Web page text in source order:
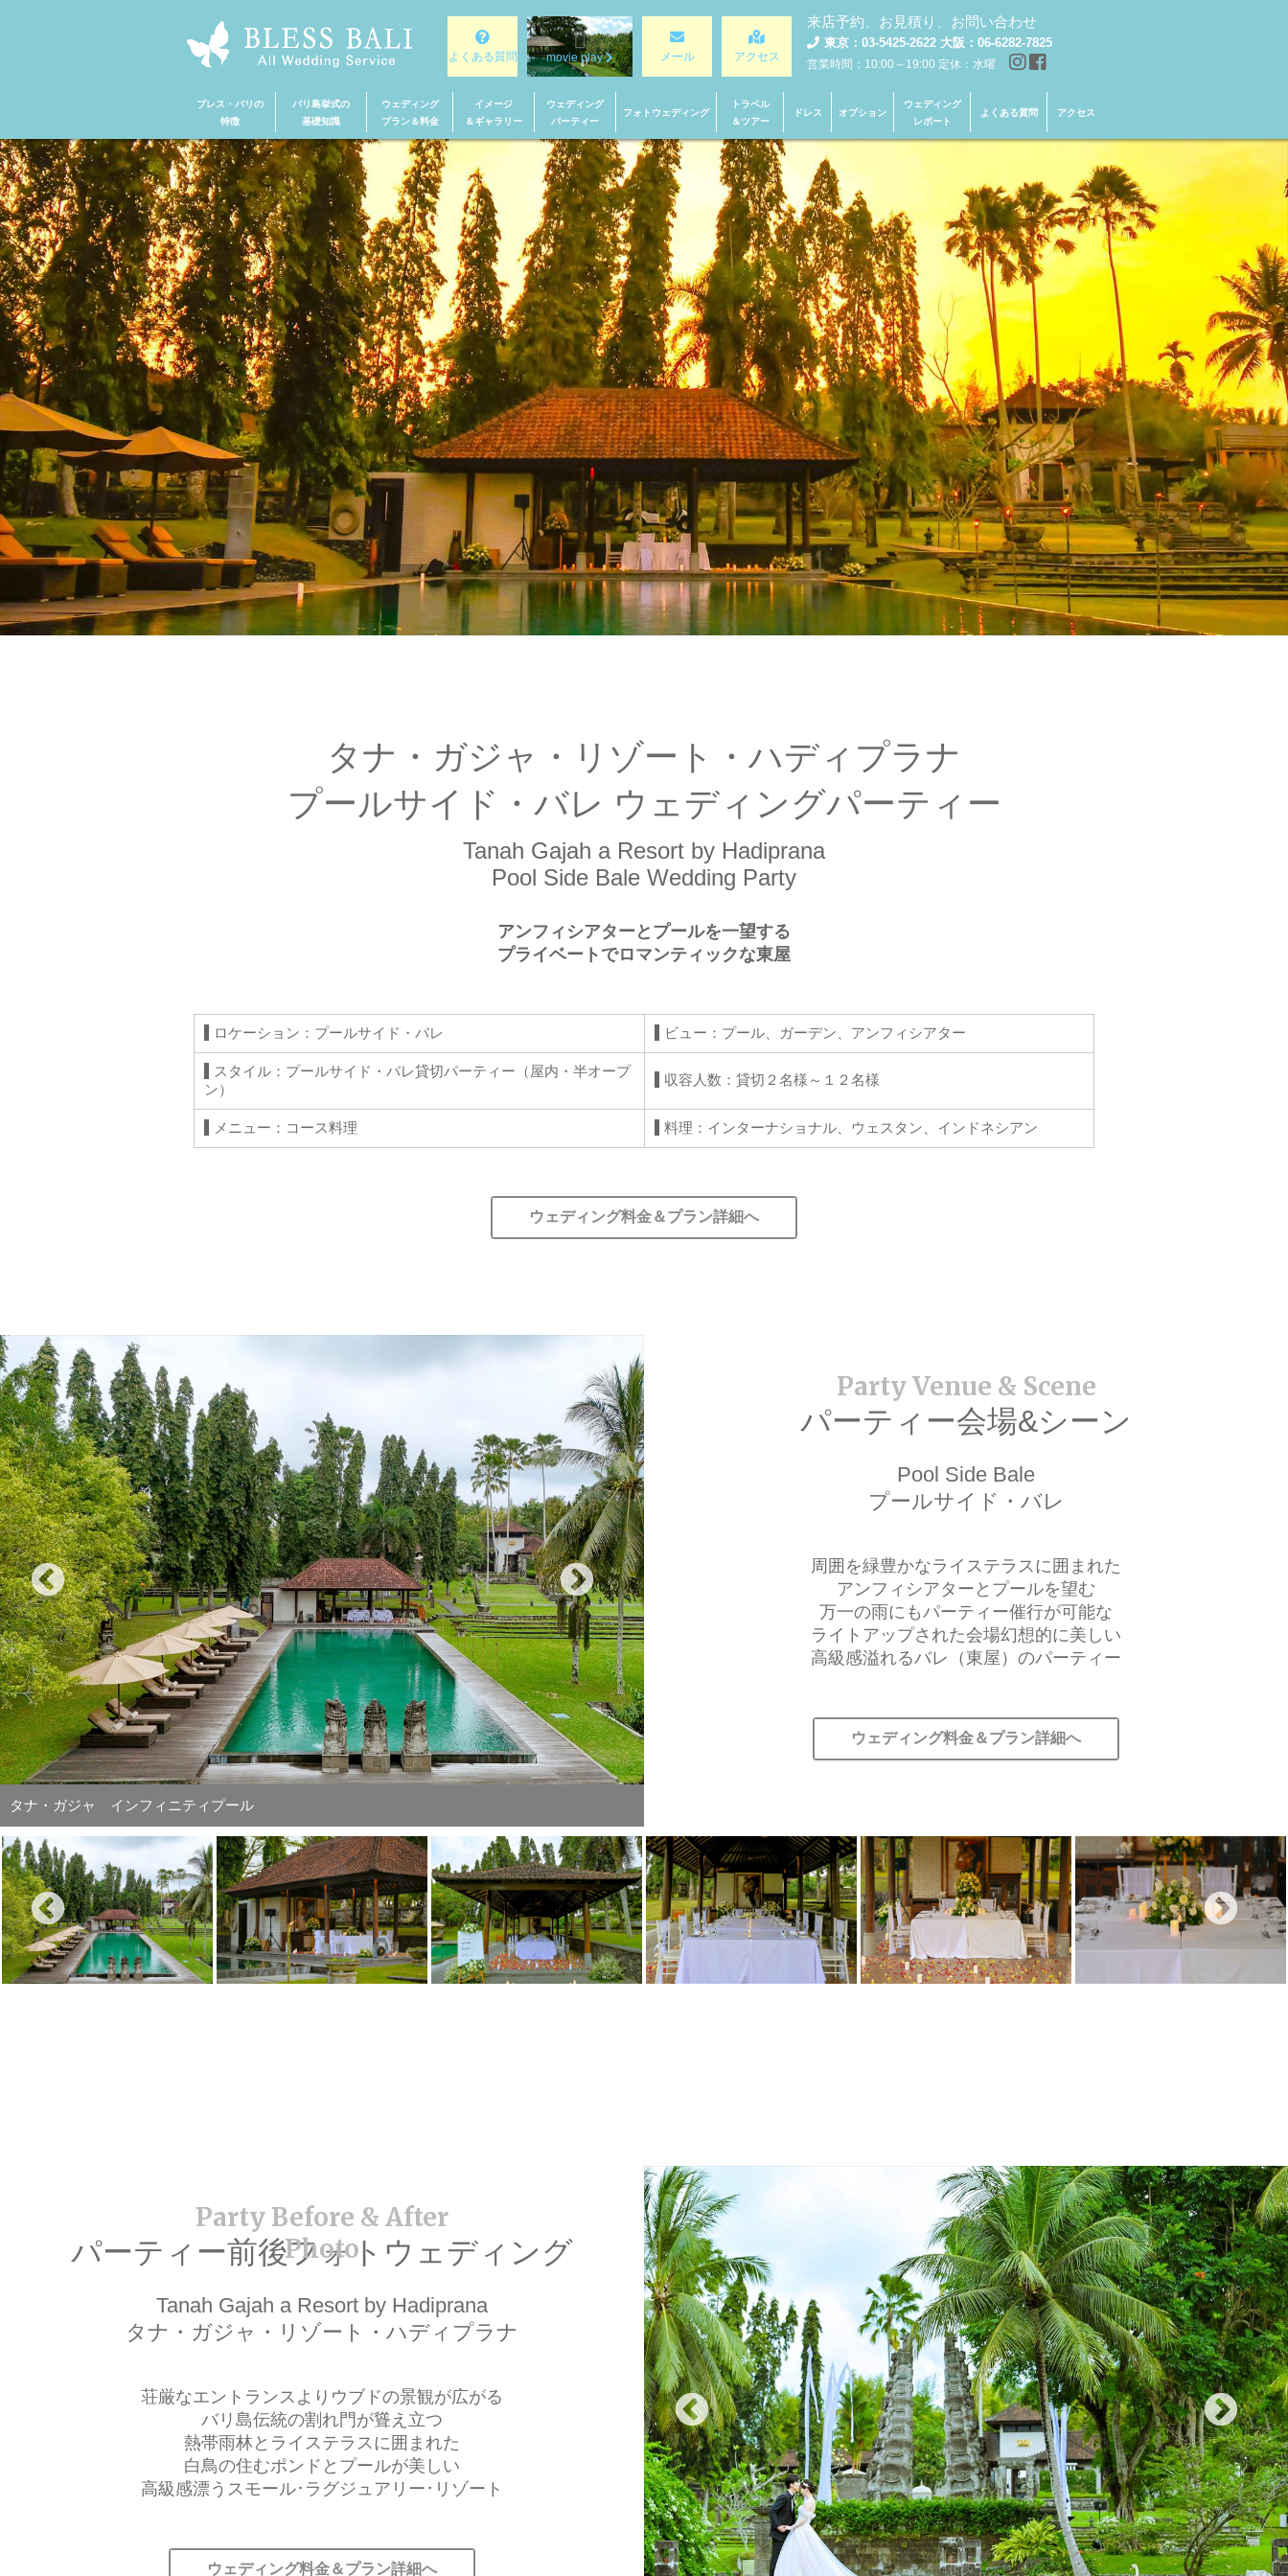
ブレス・バリの
特徴
バリ島挙式の
基礎知識
ウェディング
プラン＆料金
イメージ
＆ギャラリー
ウェディング
パーティー
フォトウェディング
トラベル
＆ツアー
ドレス オプション
ウェディング
レポート
よくある質問 アクセス
よくある質問 movie play メール アクセス
来店予約、お見積り、お問い合わせ
東京：03-5425-2622 大阪：06-6282-7825
営業時間：10:00～19:00 定休：水曜
タナ・ガジャ・リゾート・ハディプラナ
プールサイド・バレ ウェディングパーティー
Tanah Gajah a Resort by Hadiprana
Pool Side Bale Wedding Party
アンフィシアターとプールを一望する
プライベートでロマンティックな東屋
ロケーション：プールサイド・バレ ビュー：プール、ガーデン、アンフィシアター
スタイル：プールサイド・バレ貸切パーティー（屋内・半オープ
ン）
収容人数：貸切２名様～１２名様
メニュー：コース料理 料理：インターナショナル、ウェスタン、インドネシアン
ウェディング料金＆プラン詳細へ
プールサイド・バレ ウェディング・パーティー
パーティー会場&シーン
Pool Side Bale
プールサイド・バレ
周囲を緑豊かなライステラスに囲まれた
アンフィシアターとプールを望む
万一の雨にもパーティー催行が可能な
ライトアップされた会場幻想的に美しい
高級感溢れるバレ（東屋）のパーティー
ウェディング料金＆プラン詳細へ
パーティー前後フォトウェディング
Tanah Gajah a Resort by Hadiprana
タナ・ガジャ・リゾート・ハディプラナ
荘厳なエントランスよりウブドの景観が広がる
バリ島伝統の割れ門が聳え立つ
熱帯雨林とライステラスに囲まれた
白鳥の住むポンドとプールが美しい
高級感漂うスモール･ラグジュアリー･リゾート
ウェディング料金＆プラン詳細へ